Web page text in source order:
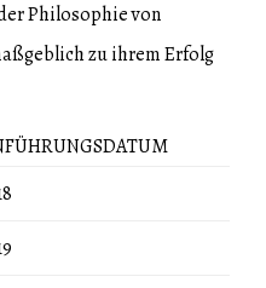
Philosophie von
zu ihrem Erfolg